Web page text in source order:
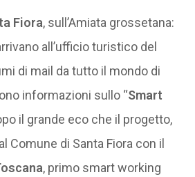
Fiora, sull’Amiata grossetana:
all’ufficio turistico del
di mail da tutto il mondo di
informazioni sullo “Smart
il grande eco che il progetto,
Comune di Santa Fiora con il
, primo smart working